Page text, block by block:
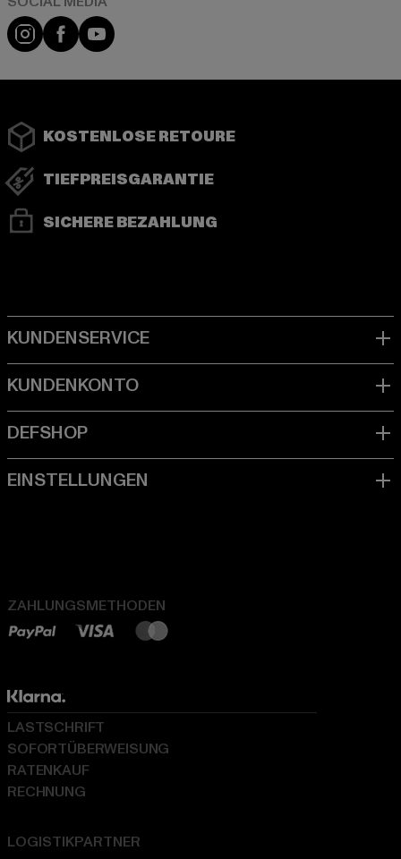
Instagram
FacebookYouTube
KOSTENLOSE RETOURE
TIEFPREISGARANTIE
SICHERE BEZAHLUNG
ZAHLUNGSMETHODEN
LOGISTIKPARTNER
LASTSCHRIFT
SOFORTÜBERWEISUNG
RATENKAUF
RECHNUNG